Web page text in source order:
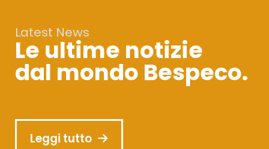
Latest News
Le ultime notizie
dal mondo Bespeco.
Leggi tutto